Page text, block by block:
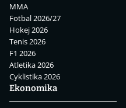
MMA
Fotbal 2026/27
Hokej 2026
Tenis 2026
F1 2026
Atletika 2026
Cyklistika 2026
Ekonomika